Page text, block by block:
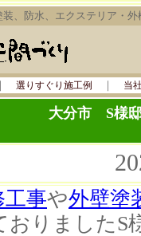
装、防水、エクステリア・
選りすぐり施工例 ｜ 当
大分市 S様
工事や外壁塗
おりましたS